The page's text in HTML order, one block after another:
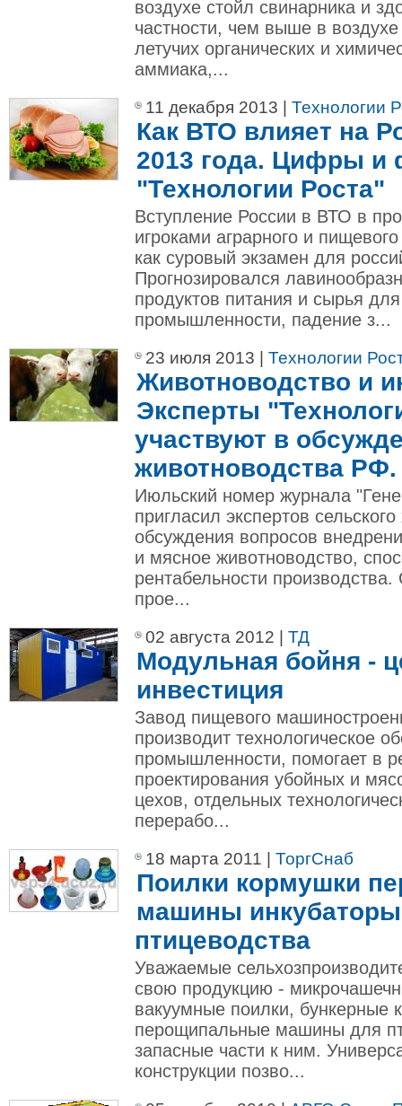
воздухе стойл свинарника и
частности, чем выше в
летучих органических и
аммиака,...
11 декабря 2013 | Технологии
Как ВТО влияет на
2013 года. Цифры и
"Технологии Роста"
Вступление России в ВТО в
игроками аграрного и
как суровый экзамен для
Прогнозировался
продуктов питания и сырья
промышленности, падение з...
23 июля 2013 | Технологии
Животноводство и
Эксперты
участвуют в
животноводства РФ.
Июльский номер журнала
пригласил экспертов
обсуждения вопросов
и мясное животноводство,
рентабельности
прое...
02 августа 2012 | ТД
Модульная бойня -
инвестиция
Завод пищевого
производит технологическое
промышленности, помогает в
проектирования убойных и
цехов, отдельных
перерабо...
18 марта 2011 | ТоргСнаб
Поилки кормушки
машины
птицеводства
Уважаемые
свою продукцию -
вакуумные поилки, бункерные
перощипальные машины для
запасные части к ним.
конструкции позво...